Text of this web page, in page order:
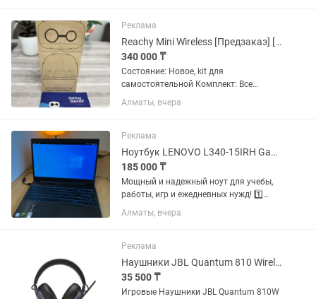
Реклама
Reachy Mini Wireless [Предзаказ] [Hugging Face]
340 000 ₸
Состояние: Новое, kit для
самостоятельной Комплект: Все
детали и инструкция (сборка 1 час).
Открытый робот от Hugging Face.
микрофоны, динамики. Внутри свой...
Алматы, вчера
Реклама
Ноутбук LENOVO L340-15IRH Gaming (i5 /GTX1650 /16gb /SSD 500gb /HDD 1tb)
185 000 ₸
Мощный и надежный ноут для учебы,
работы, игр и ежедневных нужд! 1️⃣
ХАРАКТЕРИСТИКИ | Процессор: Intel
Core i5-9300H 4.10 GHz | Видеокарта:
встроенная Intel UHD...
Алматы, вчера
Реклама
Наушники JBL Quantum 810 Wireless
35 500 ₸
Игровые Наушники JBL Quantum 810W